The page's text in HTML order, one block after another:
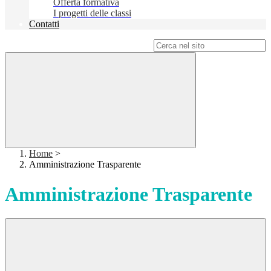
Offerta formativa
I progetti delle classi
Contatti
Home >
Amministrazione Trasparente
Amministrazione Trasparente